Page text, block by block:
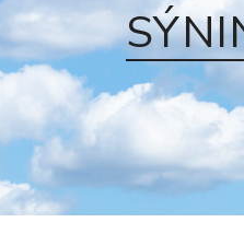
Aflbúnaður og
Fastramma hjólastólar
Rafknúnir hjólastólar
Rafskutlur
Krossramma